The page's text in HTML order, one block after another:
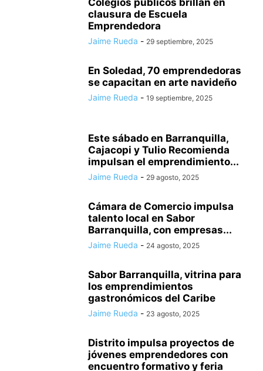
clausura de Escuela
Emprendedora
Jaime Rueda - 29 septiembre, 2025
En Soledad, 70 emprendedoras
se capacitan en arte navideño
Jaime Rueda - 19 septiembre, 2025
Este sábado en Barranquilla,
Cajacopi y Tulio Recomienda
impulsan el emprendimiento...
Jaime Rueda - 29 agosto, 2025
Cámara de Comercio impulsa
talento local en Sabor
Barranquilla, con empresas...
Jaime Rueda - 24 agosto, 2025
Sabor Barranquilla, vitrina para
los emprendimientos
gastronómicos del Caribe
Jaime Rueda - 23 agosto, 2025
Distrito impulsa proyectos de
jóvenes emprendedores con
encuentro formativo y feria